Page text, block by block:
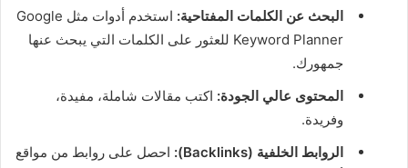
البحث عن الكلمات المفتاحية:
استخدم أدوات مثل Google
Keyword Planner للعثور على الكلمات التي يبحث عنها
جمهورك.
المحتوى عالي الجودة: اكتب مقالات شاملة، مفيدة،
وفريدة.
الروابط الخلفية (Backlinks):
احصل على روابط من مواقع